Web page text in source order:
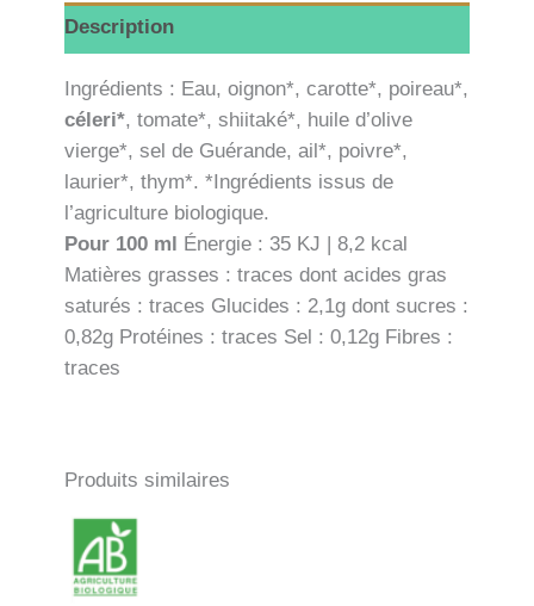
Description
Ingrédients : Eau, oignon*, carotte*, poireau*,
céleri*, tomate*, shiitaké*, huile d’olive
vierge*, sel de Guérande, ail*, poivre*,
laurier*, thym*. *Ingrédients issus de
l’agriculture biologique.
Pour 100 ml Énergie : 35 KJ | 8,2 kcal
Matières grasses : traces dont acides gras
saturés : traces Glucides : 2,1g dont sucres :
0,82g Protéines : traces Sel : 0,12g Fibres :
traces
Produits similaires